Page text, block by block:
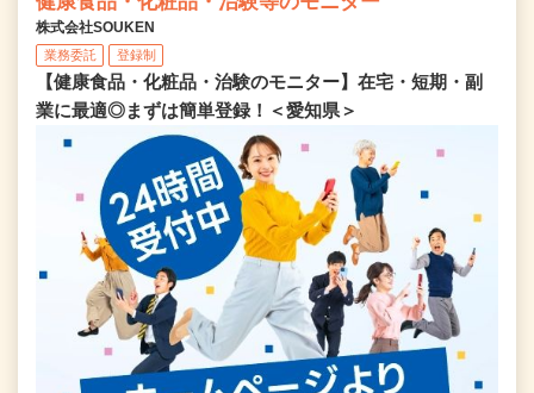
株式会社SOUKEN
業務委託 登録制
【健康食品・化粧品・治験のモニター】在宅・短期・副
業に最適◎まずは簡単登録！＜愛知県＞